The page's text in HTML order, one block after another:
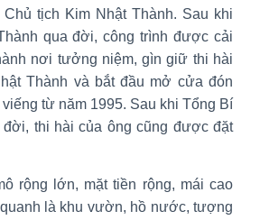
tịch Kim Nhật Thành. Sau khi
qua đời, công trình được cải
nơi tưởng niệm, gìn giữ thi hài
Thành và bắt đầu mở cửa đón
từ năm 1995. Sau khi Tổng Bí
thi hài của ông cũng được đặt
rộng lớn, mặt tiền rộng, mái cao
là khu vườn, hồ nước, tượng